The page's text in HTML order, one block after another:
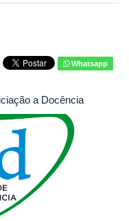
Whatsapp
a Docência